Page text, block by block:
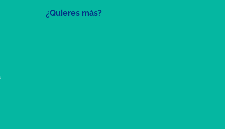
¿Quieres más?